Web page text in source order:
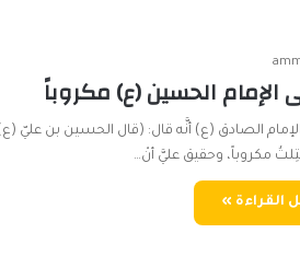
الإمام الحسين (ع) مكروباً
الصادق (ع) أنَّه قال: (قال الحسين بن عليّ (ع):
مكروباً، وحقيق عليَّ أنْ…
القراءة »